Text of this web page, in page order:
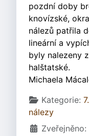
pozdní doby
knovízské,
nálezů patřila
lineární a
byly nalezeny
halštatské.
Michaela
Základní údaje
Kategorie:
nálezy